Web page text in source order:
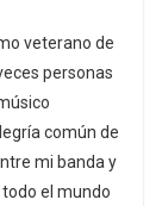
veterano de
personas
común de
mi banda y
el mundo